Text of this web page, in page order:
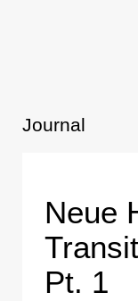
Journal
Neue
Pt. 1